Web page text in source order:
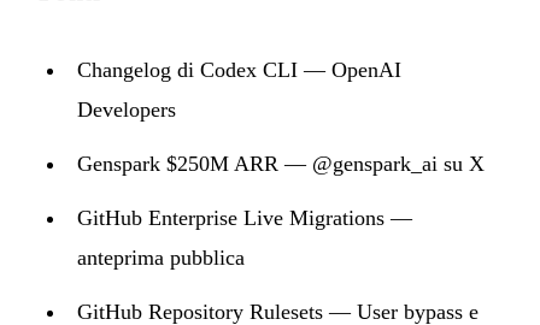
Changelog di Codex CLI — OpenAI
Developers
Genspark $250M ARR — @genspark_ai su X
GitHub Enterprise Live Migrations —
anteprima pubblica
GitHub Repository Rulesets — User bypass e